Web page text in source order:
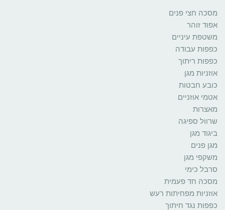
מסכה חצי פנים
אפוד זוהר
משטפת עיניים
כפפות עבודה
כפפות ריתוך
אוזניות מגן
כובע חבטות
אטמי אוזניים
מאצרות
שרוול ספיגה
ביגוד מגן
מגן פנים
משקפי מגן
סרבל כימי
מסכה חד פעמית
אוזניות מפחיתות רעש
כפפות נגד חיתוך